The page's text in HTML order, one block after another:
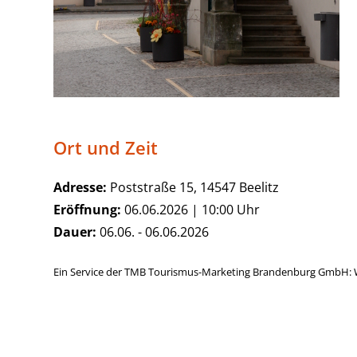
Ort und Zeit
Adresse: Poststraße 15, 14547 Beelitz
Eröffnung: 06.06.2026 | 10:00 Uhr
Dauer: 06.06. - 06.06.2026
Ein Service der TMB Tourismus-Marketing Brandenburg GmbH: